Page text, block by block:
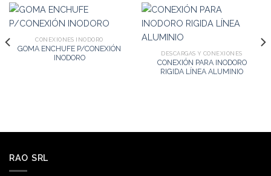
CONEXIONES INODORO
GOMA ENCHUFE P/CONEXIÓN
INODORO
DESCARGAS Y CONEXIONES
CONEXIÓN PARA INODORO
RIGIDA LÍNEA ALUMINIO
RAO SRL